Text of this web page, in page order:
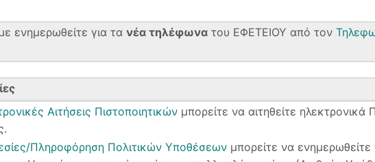
ενημερωθείτε για τα νέα τηλέφωνα του ΕΦΕΤΕΙΟΥ από τον
Αιτήσεις Πιστοποιητικών μπορείτε να αιτηθείτε ηλεκτρονικά
Πληροφόρηση Πολιτικών Υποθέσεων μπορείτε να ενημερωθείτε